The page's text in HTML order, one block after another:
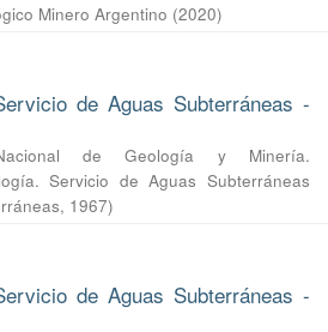
Minero Argentino (2020)
de Aguas Subterráneas -
de Geología y Minería.
Servicio de Aguas Subterráneas
, 1967)
de Aguas Subterráneas -